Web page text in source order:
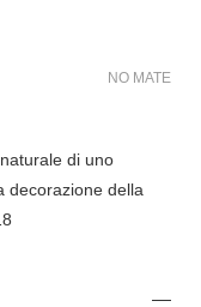
NO MATER